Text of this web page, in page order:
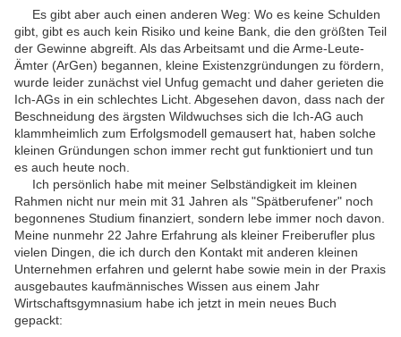
Es gibt aber auch einen anderen Weg: Wo es keine Schulden
gibt, gibt es auch kein Risiko und keine Bank, die den größten Teil
der Gewinne abgreift. Als das Arbeitsamt und die Arme-Leute-
Ämter (ArGen) begannen, kleine Existenzgründungen zu fördern,
wurde leider zunächst viel Unfug gemacht und daher gerieten die
Ich-AGs in ein schlechtes Licht. Abgesehen davon, dass nach der
Beschneidung des ärgsten Wildwuchses sich die Ich-AG auch
klammheimlich zum Erfolgsmodell gemausert hat, haben solche
kleinen Gründungen schon immer recht gut funktioniert und tun
es auch heute noch.
Ich persönlich habe mit meiner Selbständigkeit im kleinen
Rahmen nicht nur mein mit 31 Jahren als "Spätberufener" noch
begonnenes Studium finanziert, sondern lebe immer noch davon.
Meine nunmehr 22 Jahre Erfahrung als kleiner Freiberufler plus
vielen Dingen, die ich durch den Kontakt mit anderen kleinen
Unternehmen erfahren und gelernt habe sowie mein in der Praxis
ausgebautes kaufmännisches Wissen aus einem Jahr
Wirtschaftsgymnasium habe ich jetzt in mein neues Buch
gepackt: